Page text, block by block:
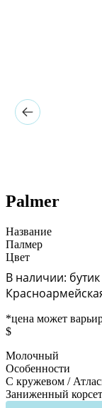
Palmer
В наличии:
*цена может
$
Название
Палмер
Цвет
Молочный
Особенности
С кружевом /
Заниженный корсет